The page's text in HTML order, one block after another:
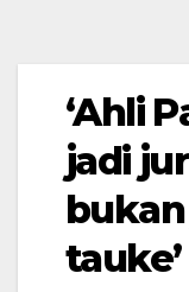
‘Ahli
jadi